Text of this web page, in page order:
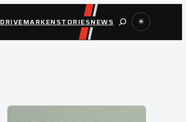
DRIVEMARKENSTORIESNEWSSuche ☀